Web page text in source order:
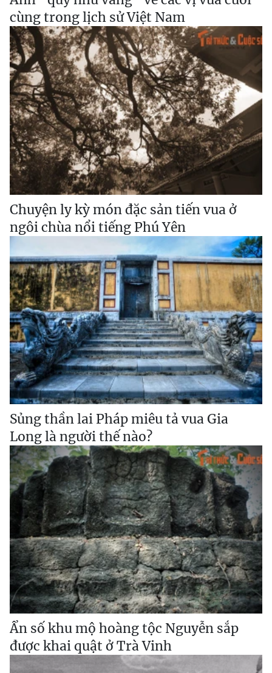
cùng trong lịch sử Việt Nam
Chuyện ly kỳ món đặc sản tiến vua ở
ngôi chùa nổi tiếng Phú Yên
Sủng thần lai Pháp miêu tả vua Gia
Long là người thế nào?
Ẩn số khu mộ hoàng tộc Nguyễn sắp
được khai quật ở Trà Vinh